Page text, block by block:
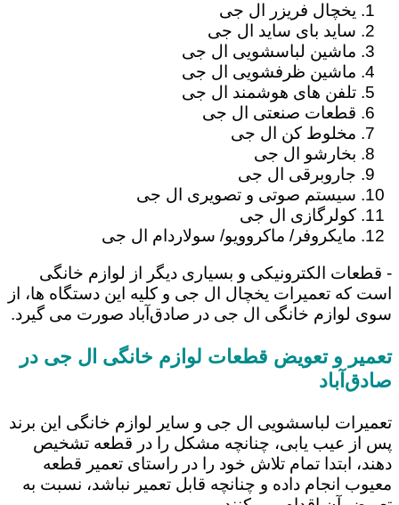
یخچال فریزر ال جی
ساید بای ساید ال جی
ماشین لباسشویی ال جی
ماشین ظرفشویی ال جی
تلفن های هوشمند ال جی
قطعات صنعتی ال جی
مخلوط کن ال جی
بخارشو ال جی
جاروبرقی ال جی
سیستم صوتی و تصویری ال جی
کولرگازی ال جی
مایکروفر/ ماکروویو/ سولاردام ال جی
- قطعات الکترونیکی و بسیاری دیگر از لوازم خانگی
است که تعمیرات یخچال ال جی و کلیه این دستگاه ها، از
سوی لوازم خانگی ال جی در صادق‌آباد صورت می گیرد.
تعمیر و تعویض قطعات لوازم خانگی ال جی در
صادق‌آباد
تعمیرات لباسشویی ال جی و سایر لوازم خانگی این برند
پس از عیب یابی، چنانچه مشکل را در قطعه تشخیص
دهند، ابتدا تمام تلاش خود را در راستای تعمیر قطعه
معیوب انجام داده و چنانچه قابل تعمیر نباشد، نسبت به